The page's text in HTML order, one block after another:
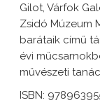
Gilot, Várfok
Zsidó Múzeum
barátaik című
évi
művészeti
ISBN: